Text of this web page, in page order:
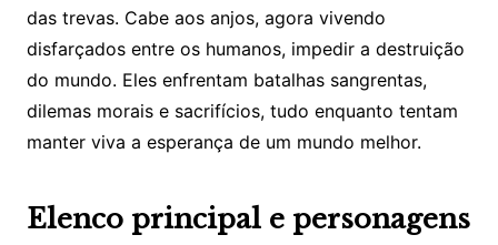
das trevas. Cabe aos anjos, agora vivendo
disfarçados entre os humanos, impedir a destruição
do mundo. Eles enfrentam batalhas sangrentas,
dilemas morais e sacrifícios, tudo enquanto tentam
manter viva a esperança de um mundo melhor.
Elenco principal e personagens